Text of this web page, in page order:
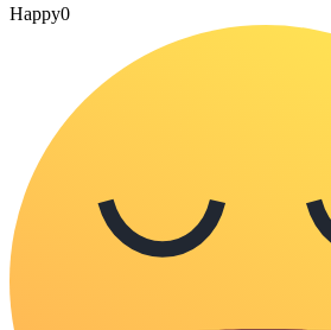
Happy0